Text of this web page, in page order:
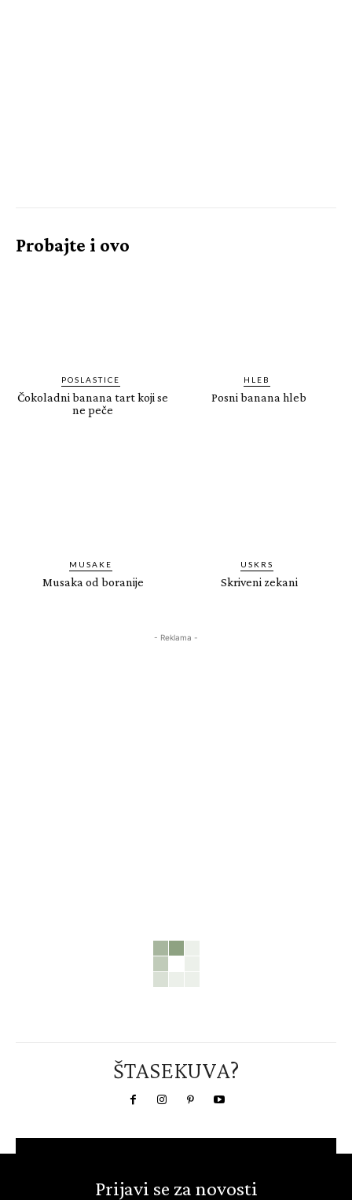
Probajte i ovo
POSLASTICE
Čokoladni banana tart koji se
ne peče
HLEB
Posni banana hleb
MUSAKE
Musaka od boranije
USKRS
Skriveni zekani
- Reklama -
ŠTASEKUVA?
Prijavi se za novosti